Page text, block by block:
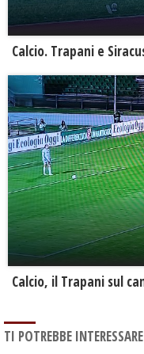
Calcio. Trapani e
Calcio, il Trapani sul
TI POTREBBE INTERESSARE